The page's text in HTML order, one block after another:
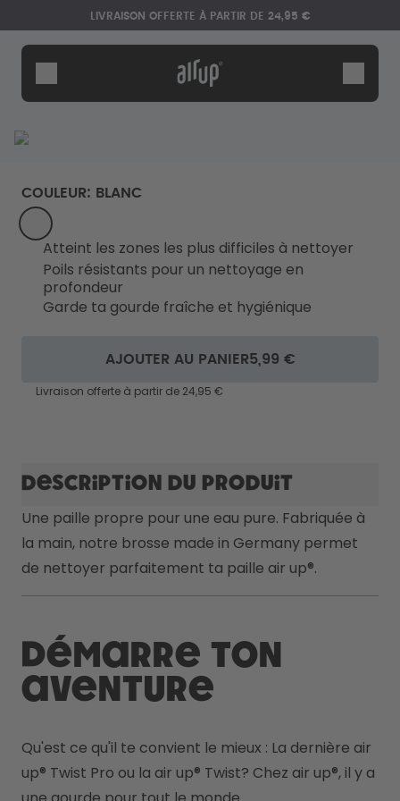
Aller au contenu principal
Déclaration d'accessibilitéLIVRAISON OFFERTE À PARTIR DE 24,95 €
Gourdes
Arômes
COULEUR: BLANC
WHITE
Atteint les zones les plus difficiles à nettoyer
Poils résistants pour un nettoyage en
profondeur
Garde ta gourde fraîche et hygiénique
AJOUTER AU PANIER5,99 €
Livraison offerte à partir de 24,95 €
Description du produit
Une paille propre pour une eau pure. Fabriquée à
la main, notre brosse made in Germany permet
de nettoyer parfaitement ta paille air up®.
Démarre ton
aventure
Qu'est ce qu'il te convient le mieux : La dernière air
up® Twist Pro ou la air up® Twist? Chez air up®, il y a